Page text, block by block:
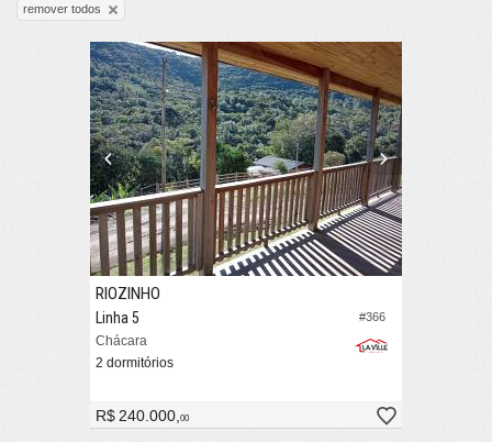
remover todos
#366
RIOZINHO
Linha 5
Chácara
2 dormitórios
R$ 240.000, 00